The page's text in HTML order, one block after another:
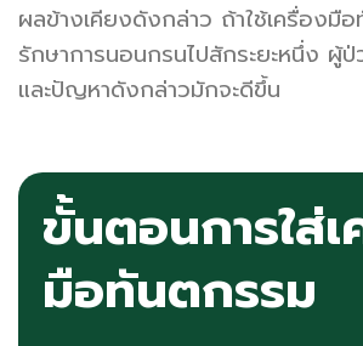
ผลข้างเคียงดังกล่าว ถ้าใช้เครื่องมื
รักษาการนอนกรนไปสักระยะหนึ่ง ผู้
และปัญหาดังกล่าวมักจะดีขึ้น
ขั้นตอนการใส่
มือทันตกรรม